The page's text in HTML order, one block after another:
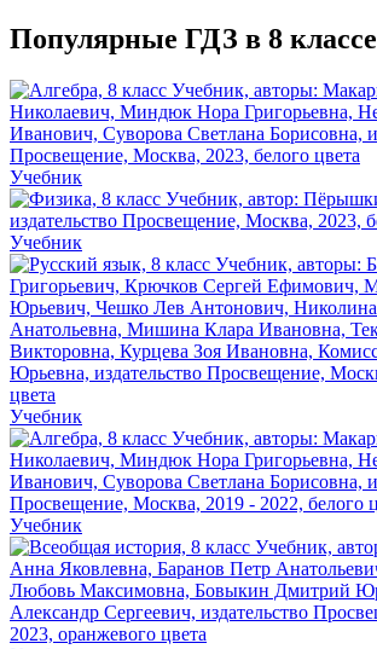
Популярные ГДЗ в 8 классе
Учебник
Учебник
Учебник
Учебник